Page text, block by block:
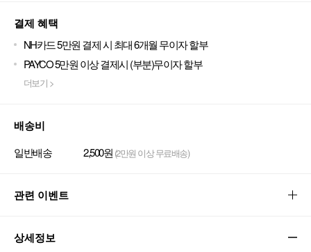
결제 혜택
NH카드 5만원 결제 시 최대 6개월 무이자 할부
PAYCO 5만원 이상 결제시 (부분)무이자 할부
더보기 >
배송비
일반배송 2,500원 (2만원 이상 무료배송)
관련 이벤트
상세정보